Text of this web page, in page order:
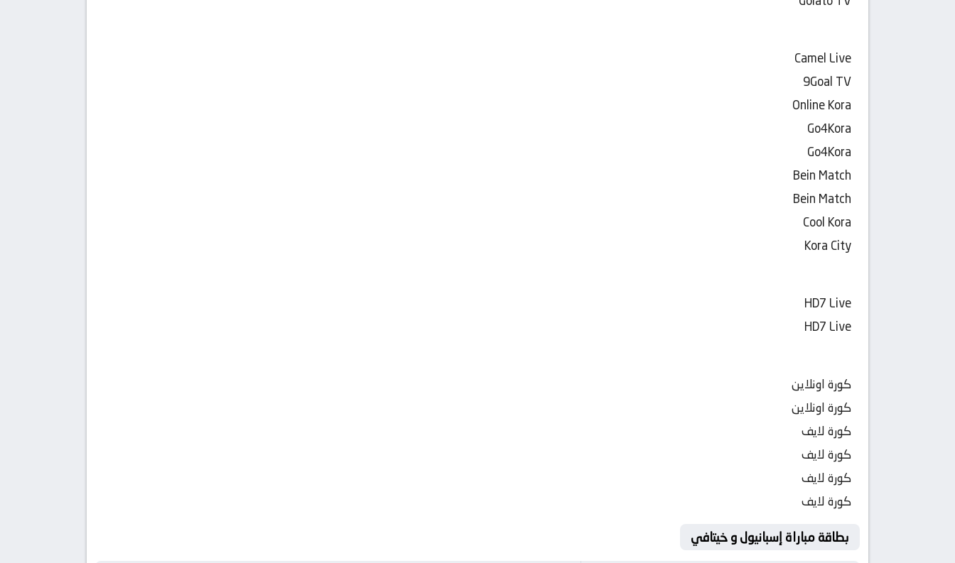
Camel Live
9Goal TV
Online Kora
Go4Kora
Go4Kora
Bein Match
Bein Match
Cool Kora
Kora City
HD7 Live
HD7 Live
كورة اونلاين
كورة اونلاين
كورة لايف
كورة لايف
كورة لايف
كورة لايف
بطاقة مباراة إسبانيول و خيتافي